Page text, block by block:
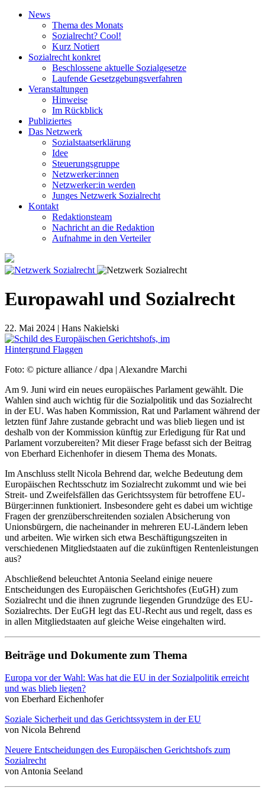
News
Thema des Monats
Sozialrecht? Cool!
Kurz Notiert
Sozialrecht konkret
Beschlossene aktuelle Sozialgesetze
Laufende Gesetz­gebungs­verfahren
Veranstaltungen
Hinweise
Im Rückblick
Publiziertes
Das Netzwerk
Sozial­staats­erklärung
Idee
Steuerungsgruppe
Netzwerker:innen
Netzwerker:in werden
Junges Netzwerk Sozialrecht
Kontakt
Redaktionsteam
Nachricht an die Redaktion
Aufnahme in den Verteiler
Europawahl und Sozialrecht
22. Mai 2024 | Hans Nakielski
Foto: © picture alliance / dpa | Alexandre Marchi
Am 9. Juni wird ein neues europäisches Parlament gewählt. Die
Wahlen sind auch wichtig für die Sozialpolitik und das Sozialrecht
in der EU. Was haben Kommission, Rat und Parlament während der
letzten fünf Jahre zustande gebracht und was blieb liegen und ist
deshalb von der Kommission künftig zur Erledigung für Rat und
Parlament vorzubereiten? Mit dieser Frage befasst sich der Beitrag
von Eberhard Eichenhofer in diesem Thema des Monats.
Im Anschluss stellt Nicola Behrend dar, welche Bedeutung dem
Europäischen Rechtsschutz im Sozialrecht zukommt und wie bei
Streit- und Zweifelsfällen das Gerichtssystem für betroffene EU-
Bürger:innen funktioniert. Insbesondere geht es dabei um wichtige
Fragen der grenzüberschreitenden sozialen Absicherung von
Unionsbürgern, die nacheinander in mehreren EU-Ländern leben
und arbeiten. Wie wirken sich etwa Beschäftigungszeiten in
verschiedenen Mitgliedstaaten auf die zukünftigen Rentenleistungen
aus?
Abschließend beleuchtet Antonia Seeland einige neuere
Entscheidungen des Europäischen Gerichtshofes (EuGH) zum
Sozialrecht und die ihnen zugrunde liegenden Grundzüge des EU-
Sozialrechts. Der EuGH legt das EU-Recht aus und regelt, dass es
in allen Mitgliedstaaten auf gleiche Weise eingehalten wird.
Beiträge und Dokumente zum Thema
Europa vor der Wahl: Was hat die EU in der Sozialpolitik erreicht
und was blieb liegen?
von Eberhard Eichenhofer
Soziale Sicherheit und das Gerichtssystem in der EU
von Nicola Behrend
Neuere Entscheidungen des Europäischen Gerichtshofs zum
Sozialrecht
von Antonia Seeland